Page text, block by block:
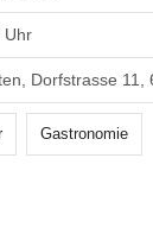
Uhr
Dorfstrasse 11,
Gastronomie